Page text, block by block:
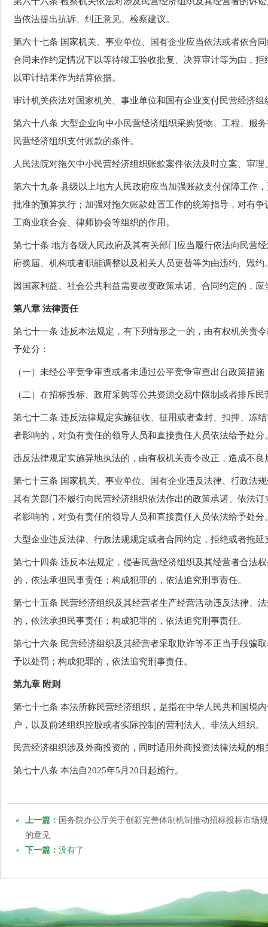
当依法提出抗诉、纠正意见、检察建议。
第六十七条 国家机关、事业单位、国有企业应当依法或者依合
合同未作约定情况下以等待竣工验收批复、决算审计等为由，
以审计结果作为结算依据。
审计机关依法对国家机关、事业单位和国有企业支付民营经济
第六十八条 大型企业向中小民营经济组织采购货物、工程、服
民营经济组织支付账款的条件。
人民法院对拖欠中小民营经济组织账款案件依法及时立案、审
第六十九条 县级以上地方人民政府应当加强账款支付保障工作
批准的预算执行；加强对拖欠账款处置工作的统筹指导，对有
工商业联合会、律师协会等组织的作用。
第七十条 地方各级人民政府及其有关部门应当履行依法向民营
府换届、机构或者职能调整以及相关人员更替等为由违约、毁约
因国家利益、社会公共利益需要改变政策承诺、合同约定的，
第八章 法律责任
第七十一条 违反本法规定，有下列情形之一的，由有权机关责
予处分：
（一）未经公平竞争审查或者未通过公平竞争审查出台政策措施
（二）在招标投标、政府采购等公共资源交易中限制或者排斥民
第七十二条 违反法律规定实施征收、征用或者查封、扣押、冻
者影响的，对负有责任的领导人员和直接责任人员依法给予处分
违反法律规定实施异地执法的，由有权机关责令改正，造成不
第七十三条 国家机关、事业单位、国有企业违反法律、行政法
其有关部门不履行向民营经济组织依法作出的政策承诺、依法
者影响的，对负有责任的领导人员和直接责任人员依法给予处分
大型企业违反法律、行政法规规定或者合同约定，拒绝或者拖
第七十四条 违反本法规定，侵害民营经济组织及其经营者合法
的，依法承担民事责任；构成犯罪的，依法追究刑事责任。
第七十五条 民营经济组织及其经营者生产经营活动违反法律、
的，依法承担民事责任；构成犯罪的，依法追究刑事责任。
第七十六条 民营经济组织及其经营者采取欺诈等不正当手段骗
予以处罚；构成犯罪的，依法追究刑事责任。
第九章 附则
第七十七条 本法所称民营经济组织，是指在中华人民共和国境
户，以及前述组织控股或者实际控制的营利法人、非法人组织。
民营经济组织涉及外商投资的，同时适用外商投资法律法规的相
第七十八条 本法自2025年5月20日起施行。
上一篇： 国务院办公厅关于创新完善体制机制推动招标投标市场
的意见
下一篇： 没有了